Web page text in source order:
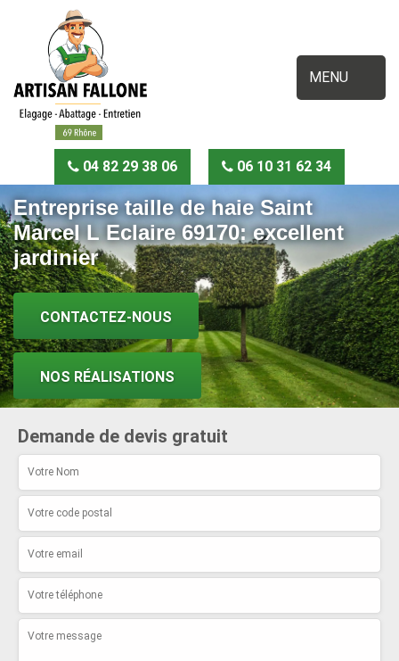
MENU
04 82 29 38 06 06 10 31 62 34
Entreprise taille de haie Saint
Marcel L Eclaire 69170: excellent
jardinier
CONTACTEZ-NOUS
NOS RÉALISATIONS
Demande de devis gratuit